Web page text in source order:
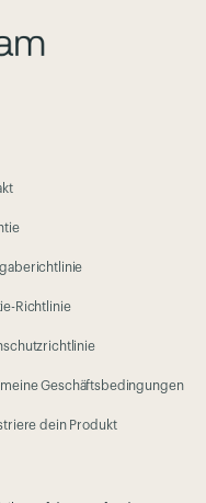
Richtlinie
Geschäftsbedingungen
dein Produkt